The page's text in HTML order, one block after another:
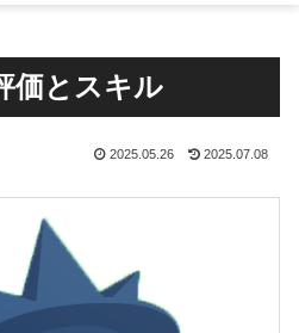
価とスキル
2025.05.26 2025.07.08